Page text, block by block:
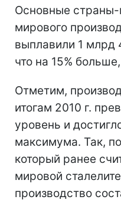
Основные страны-
мирового
выплавили 1 млрд
что на 15%
Отметим,
итогам 2010 г.
уровень и
максимума. Так,
который ранее
мировой
производство